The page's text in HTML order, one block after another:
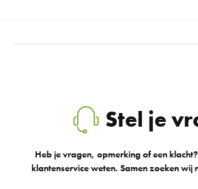
Stel je
Heb je vragen, opmerking of een
klantenservice weten. Samen zoeken wij